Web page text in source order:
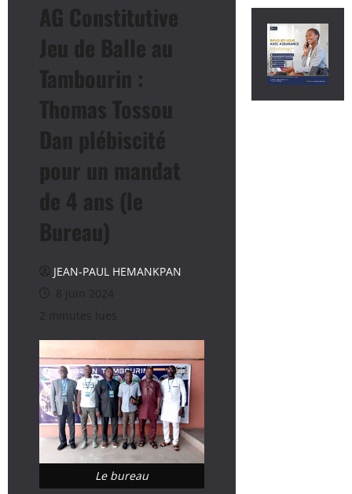
AG Constitutive
Jeu de Balle au
Tambourin :
Thomas Tossou
Dan plébiscité
pour un mandat
de 4 ans (le
Bureau)
JEAN-PAUL HEMANKPAN
8 juin 2024
2 minutes lues
Le bureau